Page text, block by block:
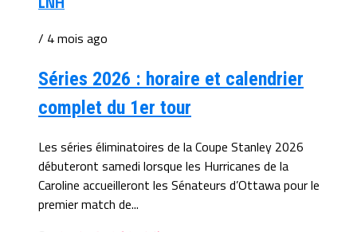
/ 4 mois ago
Séries 2026 : horaire et calendrier
complet du 1er tour
Les séries éliminatoires de la Coupe Stanley 2026
débuteront samedi lorsque les Hurricanes de la
Caroline accueilleront les Sénateurs d’Ottawa pour le
premier match de...